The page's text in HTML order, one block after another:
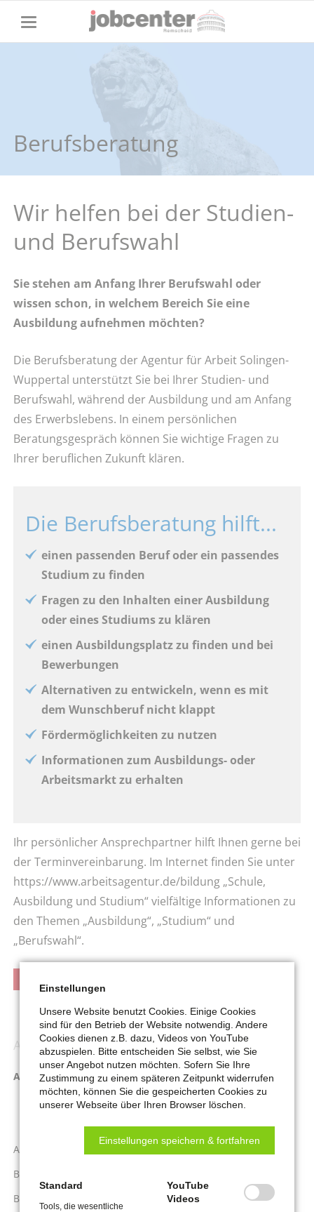
Berufsberatung
Wir helfen bei der Studien-
und Berufswahl
Sie stehen am Anfang Ihrer Berufswahl oder
wissen schon, in welchem Bereich Sie eine
Ausbildung aufnehmen möchten?
Die Berufsberatung der Agentur für Arbeit Solingen-
Wuppertal unterstützt Sie bei Ihrer Studien- und
Berufswahl, während der Ausbildung und am Anfang
des Erwerbslebens. In einem persönlichen
Beratungsgespräch können Sie wichtige Fragen zu
Ihrer beruflichen Zukunft klären.
Die Berufsberatung hilft...
einen passenden Beruf oder ein passendes
Studium zu finden
Fragen zu den Inhalten einer Ausbildung
oder eines Studiums zu klären
einen Ausbildungsplatz zu finden und bei
Bewerbungen
Alternativen zu entwickeln, wenn es mit
dem Wunschberuf nicht klappt
Fördermöglichkeiten zu nutzen
Informationen zum Ausbildungs- oder
Arbeitsmarkt zu erhalten
Ihr persönlicher Ansprechpartner hilft Ihnen gerne bei
der Terminvereinbarung. Im Internet finden Sie unter
https://www.arbeitsagentur.de/bildung „Schule,
Ausbildung und Studium“ vielfältige Informationen zu
den Themen „Ausbildung“, „Studium“ und
„Berufswahl“.
Navigation
überspringen
ARBEIT
Arbeitsuchende U25
Fördermaßnahmen U25
Berufsberatung
Arbeitsuchende Ü25
Berufliche Rehabilitation
Beauftragte für Chancengleichheit am Arbeitsmarkt
Einstellungen
Unsere Website benutzt Cookies. Einige Cookies
sind für den Betrieb der Website notwendig. Andere
Cookies dienen z.B. dazu, Videos von YouTube
abzuspielen. Bitte entscheiden Sie selbst, wie Sie
unser Angebot nutzen möchten. Sofern Sie Ihre
Zustimmung zu einem späteren Zeitpunkt widerrufen
möchten, können Sie die gespeicherten Cookies zu
unserer Webseite über Ihren Browser löschen.
Einstellungen speichern & fortfahren
Standard
Tools, die wesentliche
YouTube
Videos